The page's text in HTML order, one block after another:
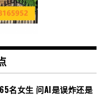
名女生 问AI是误炸还是